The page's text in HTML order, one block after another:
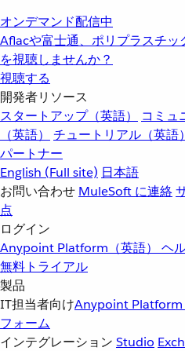
オンデマンド配信中
Aflacや富士通、ポリプラスチ
を視聴しませんか？
視聴する
開発者リソース
スタートアップ（英語）
コミュ
（英語）
チュートリアル（英語）
パートナー
English (Full site) 日本語
お問い合わせ MuleSoft に連絡
点
ログイン
Anypoint Platform（英語） ヘ
無料トライアル
製品
IT担当者向けAnypoint Platform
フォーム
インテグレーション Studio